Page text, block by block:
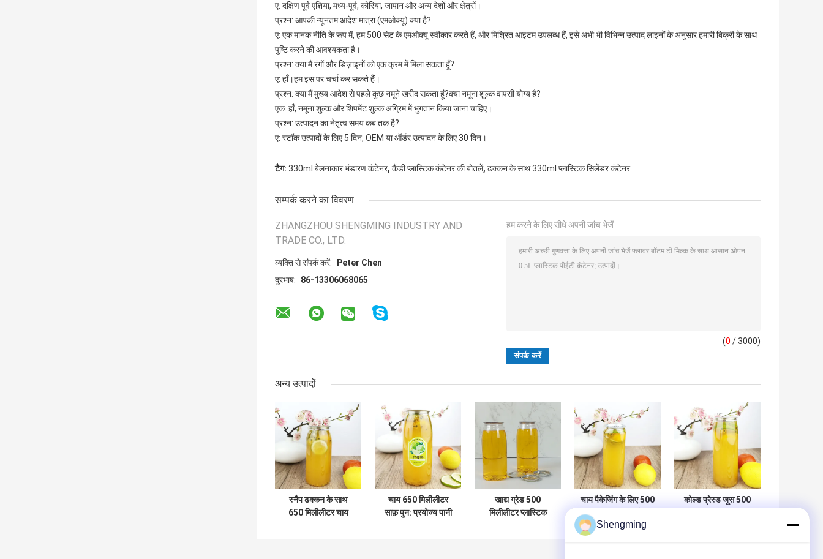
ए: दक्षिण पूर्व एशिया, मध्य-पूर्व, कोरिया, जापान और अन्य देशों और क्षेत्रों।
प्रश्न: आपकी न्यूनतम आदेश मात्रा (एमओक्यू) क्या है?
ए: एक मानक नीति के रूप में, हम 500 सेट के एमओक्यू स्वीकार करते हैं, और मिश्रित आइटम उपलब्ध हैं, इसे अभी भी विभिन्न उत्पाद लाइनों के अनुसार हमारी बिक्री के साथ
पुष्टि करने की आवश्यकता है।
प्रश्न: क्या मैं रंगों और डिज़ाइनों को एक क्रम में मिला सकता हूँ?
ए: हाँ।हम इस पर चर्चा कर सकते हैं।
प्रश्न: क्या मैं मुख्य आदेश से पहले कुछ नमूने खरीद सकता हूं?क्या नमूना शुल्क वापसी योग्य है?
एक: हाँ, नमूना शुल्क और शिपमेंट शुल्क अग्रिम में भुगतान किया जाना चाहिए।
प्रश्न: उत्पादन का नेतृत्व समय कब तक है?
ए: स्टॉक उत्पादों के लिए 5 दिन, OEM या ऑर्डर उत्पादन के लिए 30 दिन।
टैग: 330ml बेलनाकार भंडारण कंटेनर, कैंडी प्लास्टिक कंटेनर की बोतलें, ढक्कन के साथ 330ml प्लास्टिक सिलेंडर कंटेनर
सम्पर्क करने का विवरण
ZHANGZHOU SHENGMING INDUSTRY AND
TRADE CO., LTD.
व्यक्ति से संपर्क करें:
Peter Chen
दूरभाष:
86-13306068065
हम करने के लिए सीधे अपनी जांच भेजें
(0 / 3000)
अन्य उत्पादों
स्नैप ढक्कन के साथ
650 मिलीलीटर चाय
चाय 650 मिलीलीटर
साफ़ पुन: प्रयोज्य पानी
खाद्य ग्रेड 500
मिलीलीटर प्लास्टिक
चाय पैकेजिंग के लिए 500
मिलीलीटर खाद्य ग्रेड
स्क्वायर प्लास्टिक की
कोल्ड प्रेस्ड जूस 500
Shengming